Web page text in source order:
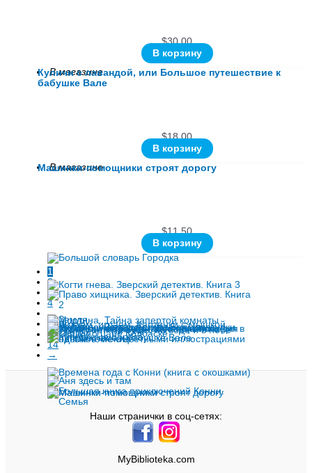
$30.00
В корзину
В магазине
Куличи с лавандой, или Большое путешествие к
бабушке Вале
$18.00
В корзину
В магазине
Машинки-помощники строят дорогу
$11.50
В корзину
1
2
3
4
…
12
13
14
→
Наши странички в соц-сетях:
MyBiblioteka.com